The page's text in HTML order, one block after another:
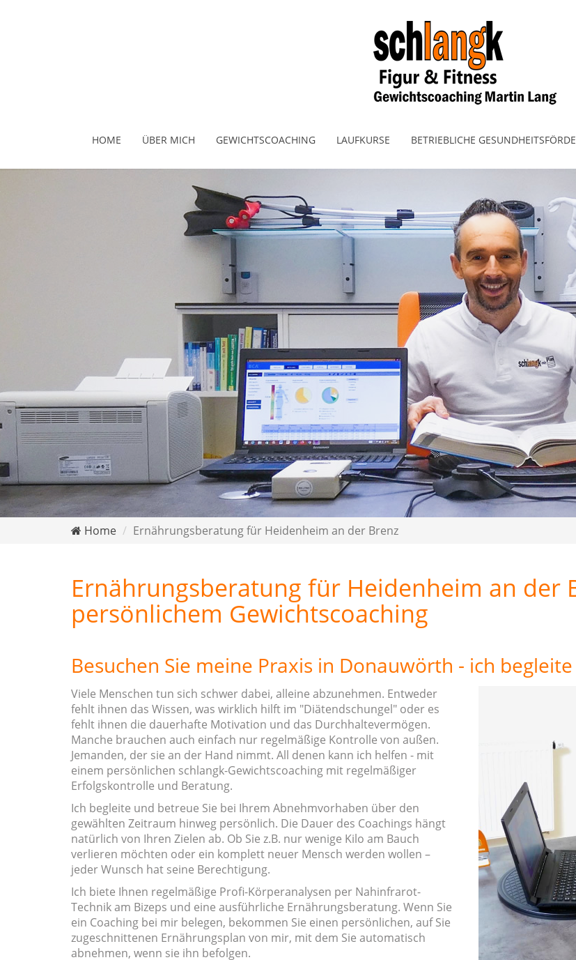
HOME ÜBER MICH GEWICHTSCOACHING LAUFKURSE BETRIEBLICHE
Home Ernährungsberatung für Heidenheim an der Brenz
Ernährungsberatung für Heidenheim an der
persönlichem Gewichtscoaching
Besuchen Sie meine Praxis in Donauwörth - ich
Viele Menschen tun sich schwer dabei, alleine abzunehmen. Entweder
fehlt ihnen das Wissen, was wirklich hilft im "Diätendschungel" oder es
fehlt ihnen die dauerhafte Motivation und das Durchhaltevermögen.
Manche brauchen auch einfach nur regelmäßige Kontrolle von außen.
Jemanden, der sie an der Hand nimmt. All denen kann ich helfen - mit
einem persönlichen schlangk-Gewichtscoaching mit regelmäßiger
Erfolgskontrolle und Beratung.
Ich begleite und betreue Sie bei Ihrem Abnehmvorhaben über den
gewählten Zeitraum hinweg persönlich. Die Dauer des Coachings hängt
natürlich von Ihren Zielen ab. Ob Sie z.B. nur wenige Kilo am Bauch
verlieren möchten oder ein komplett neuer Mensch werden wollen –
jeder Wunsch hat seine Berechtigung.
Ich biete Ihnen regelmäßige Profi-Körperanalysen per Nahinfrarot-
Technik am Bizeps und eine ausführliche Ernährungsberatung. Wenn Sie
ein Coaching bei mir belegen, bekommen Sie einen persönlichen, auf Sie
zugeschnittenen Ernährungsplan von mir, mit dem Sie automatisch
abnehmen, wenn sie ihn befolgen.